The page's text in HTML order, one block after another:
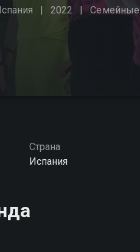
2022 Семейные
Страна
Испания